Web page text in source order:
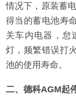
情况下，原装蓄
得当的蓄电池寿
关车内电器，怠
灯，频繁错误打
池的使用寿命。
二、德科AGM起